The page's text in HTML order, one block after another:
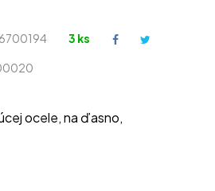
3 ks
ocele, na ďasno,